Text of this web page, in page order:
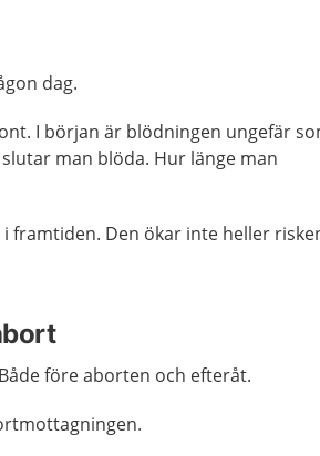
dag.
I början är blödningen ungefär
man blöda. Hur länge man
framtiden. Den ökar inte heller
före aborten och efteråt.